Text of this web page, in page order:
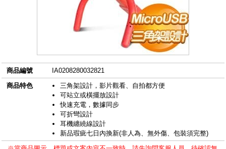
商品編號
IA0208280032821
商品特色
三角架設計，影片觀看、自拍都方便
可站立或橫擺放設計
快速充電，數據同步
可折彎設計
耳機纏繞線設計
新品瑕疵七日內換新(非人為、無外傷、包裝須完整)